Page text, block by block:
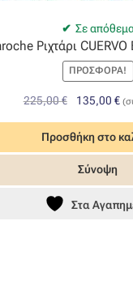
Σε απόθεμα
Ριχτάρι
ΠΡΟΣΦΟΡΆ!
225,00€
Original
was:
225,00 €.
135,00€Η
Προσθήκη στο
Σύνοψη
Στα